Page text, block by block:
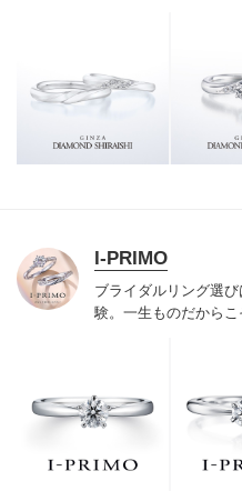
では国内最大級の
揃え、ふたりの「似
足の選択ができる指
様にご満足いただけて
のクオリティや購入後
頭でお確かめください
I-PRIMO
ブライダルリング選
験。一生ものだから
でお待ちしておりま
緒に。まずは、アイプ